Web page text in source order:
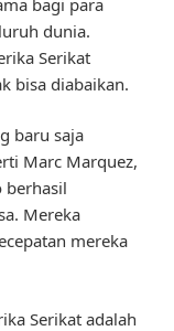
dunia.
Serikat
bisa diabaikan.
baru saja
Marc Marquez,
berhasil
Mereka
mereka
Serikat adalah